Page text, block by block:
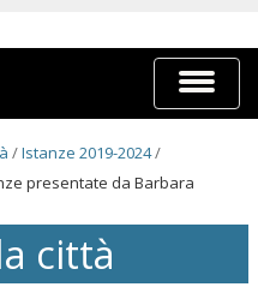
Espandi
barra
di
/Istanze 2019-2024/
presentate da Barbara
città